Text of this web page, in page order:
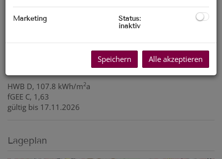
HWB D, 107.8 kWh/m2a
fGEE C, 1,63
gültig bis 17.11.2026
Lageplan
Marketing
Status:
inaktiv
Speichern Alle akzeptieren